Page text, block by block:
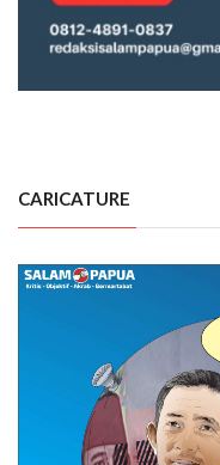
CARICATURE